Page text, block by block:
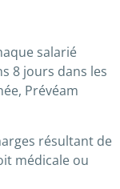
salarié
8 jours dans les
Prévéam
résultant de
médicale ou